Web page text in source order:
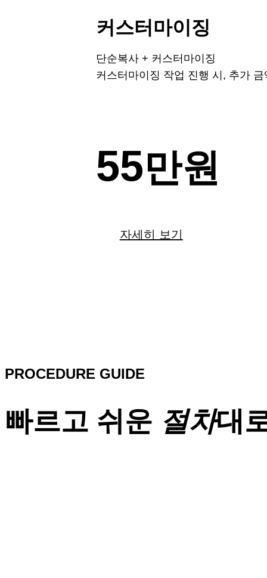
커스터마이징
단순복사 + 커스터마이징
커스터마이징 작업 진행 시, 추가
55만원
자세히 보기
PROCEDURE GUIDE
빠르고 쉬운 절차대